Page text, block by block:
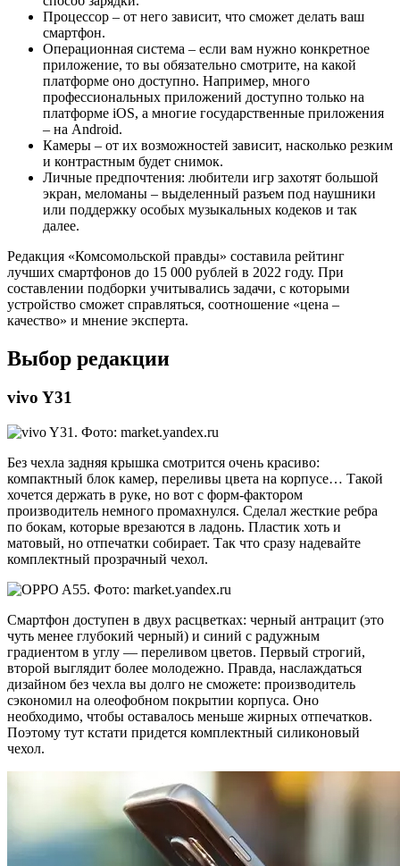
Процессор – от него зависит, что сможет делать ваш
смартфон.
Операционная система – если вам нужно конкретное
приложение, то вы обязательно смотрите, на какой
платформе оно доступно. Например, много
профессиональных приложений доступно только на
платформе iOS, а многие государственные приложения
– на Android.
Камеры – от их возможностей зависит, насколько резким
и контрастным будет снимок.
Личные предпочтения: любители игр захотят большой
экран, меломаны – выделенный разъем под наушники
или поддержку особых музыкальных кодеков и так
далее.
Редакция «Комсомольской правды» составила рейтинг
лучших смартфонов до 15 000 рублей в 2022 году. При
составлении подборки учитывались задачи, с которыми
устройство сможет справляться, соотношение «цена –
качество» и мнение эксперта.
Выбор редакции
vivo Y31
Без чехла задняя крышка смотрится очень красиво:
компактный блок камер, переливы цвета на корпусе… Такой
хочется держать в руке, но вот с форм-фактором
производитель немного промахнулся. Сделал жесткие ребра
по бокам, которые врезаются в ладонь. Пластик хоть и
матовый, но отпечатки собирает. Так что сразу надевайте
комплектный прозрачный чехол.
Смартфон доступен в двух расцветках: черный антрацит (это
чуть менее глубокий черный) и синий с радужным
градиентом в углу — переливом цветов. Первый строгий,
второй выглядит более молодежно. Правда, наслаждаться
дизайном без чехла вы долго не сможете: производитель
сэкономил на олеофобном покрытии корпуса. Оно
необходимо, чтобы оставалось меньше жирных отпечатков.
Поэтому тут кстати придется комплектный силиконовый
чехол.